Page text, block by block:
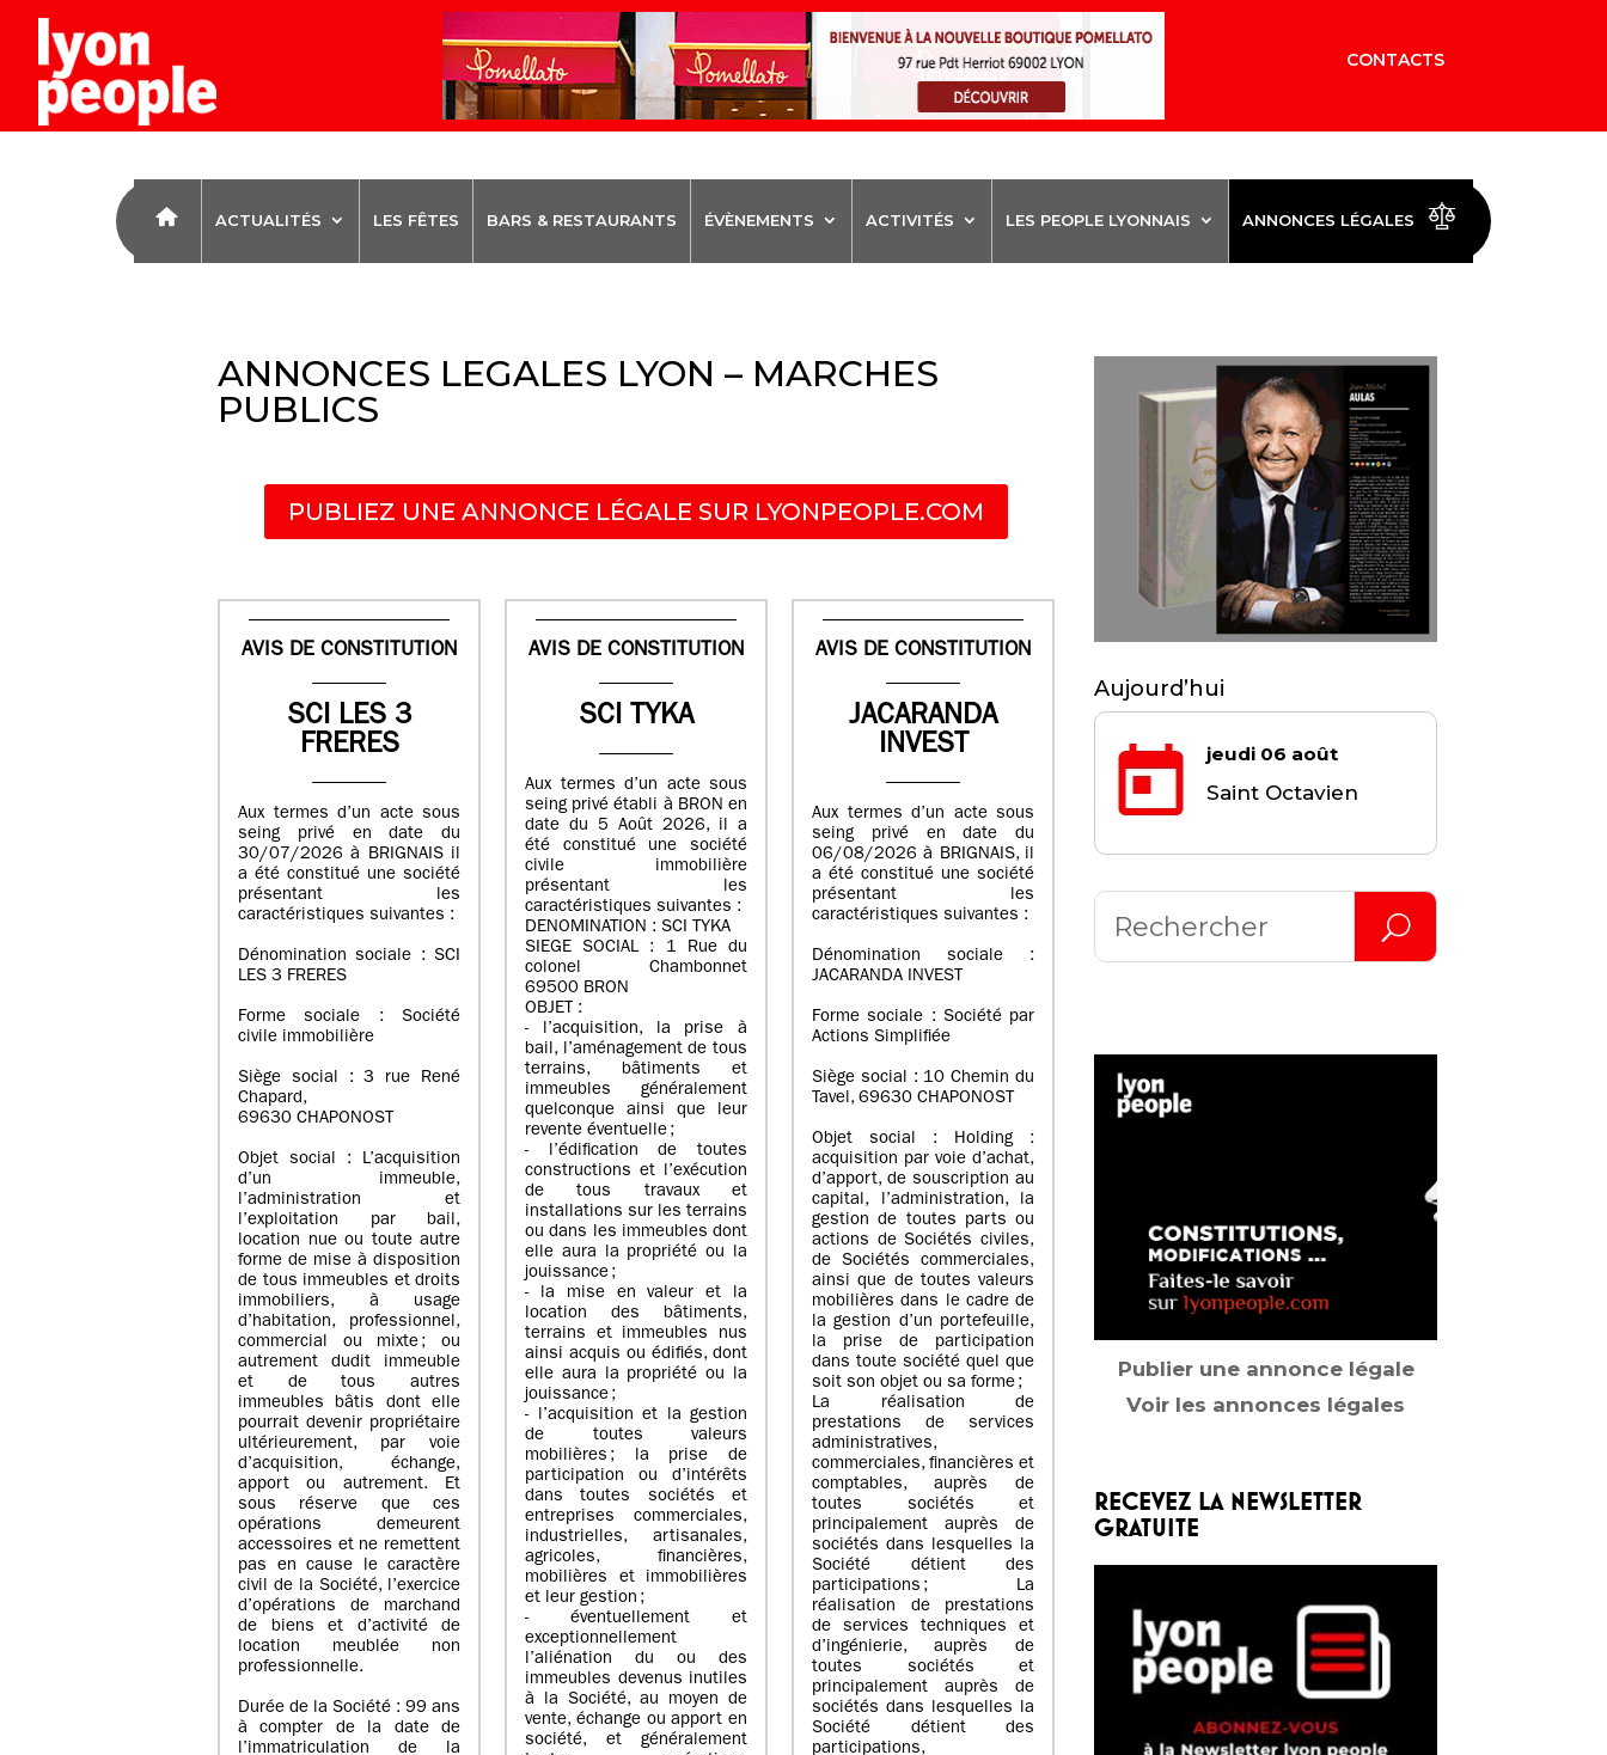
CONTACTS
ACTUALITÉS LES FÊTES BARS & RESTAURANTS ÉVÈNEMENTS ACTIVITÉS LES PEOPLE LYONNAIS ANNONCES LÉGALES
ANNONCES LEGALES LYON – MARCHES
PUBLICS
PUBLIEZ UNE ANNONCE LÉGALE SUR LYONPEOPLE.COM
AVIS DE CONSTITUTION
SCI LES 3
FRERES
Aux termes d’un acte sous
seing privé en date du
30/07/2026 à BRIGNAIS il
a été constitué une société
présentant les
caractéristiques suivantes :
Dénomination sociale : SCI
LES 3 FRERES
Forme sociale : Société
civile immobilière
Siège social : 3 rue René
Chapard,
69630 CHAPONOST
Objet social : L’acquisition
d’un immeuble,
l’administration et
l’exploitation par bail,
location nue ou toute autre
forme de mise à disposition
de tous immeubles et droits
immobiliers, à usage
d’habitation, professionnel,
commercial ou mixte ; ou
autrement dudit immeuble
et de tous autres
immeubles bâtis dont elle
pourrait devenir propriétaire
ultérieurement, par voie
d’acquisition, échange,
apport ou autrement. Et
sous réserve que ces
opérations demeurent
accessoires et ne remettent
pas en cause le caractère
civil de la Société, l’exercice
d’opérations de marchand
de biens et d’activité de
location meublée non
professionnelle.
Durée de la Société : 99 ans
à compter de la date de
l’immatriculation de la
AVIS DE CONSTITUTION
SCI TYKA
Aux termes d’un acte sous
seing privé établi à BRON en
date du 5 Août 2026, il a
été constitué une société
civile immobilière
présentant les
caractéristiques suivantes :
DENOMINATION : SCI TYKA
SIEGE SOCIAL : 1 Rue du
colonel Chambonnet
69500 BRON
OBJET :
- l’acquisition, la prise à
bail, l’aménagement de tous
terrains, bâtiments et
immeubles généralement
quelconque ainsi que leur
revente éventuelle ;
- l’édification de toutes
constructions et l’exécution
de tous travaux et
installations sur les terrains
ou dans les immeubles dont
elle aura la propriété ou la
jouissance ;
- la mise en valeur et la
location des bâtiments,
terrains et immeubles nus
ainsi acquis ou édifiés, dont
elle aura la propriété ou la
jouissance ;
- l’acquisition et la gestion
de toutes valeurs
mobilières ; la prise de
participation ou d’intérêts
dans toutes sociétés et
entreprises commerciales,
industrielles, artisanales,
agricoles, financières,
mobilières et immobilières
et leur gestion ;
- éventuellement et
exceptionnellement
l’aliénation du ou des
immeubles devenus inutiles
à la Société, au moyen de
vente, échange ou apport en
société, et généralement
AVIS DE CONSTITUTION
JACARANDA
INVEST
Aux termes d’un acte sous
seing privé en date du
06/08/2026 à BRIGNAIS, il
a été constitué une société
présentant les
caractéristiques suivantes :
Dénomination sociale :
JACARANDA INVEST
Forme sociale : Société par
Actions Simplifiée
Siège social : 10 Chemin du
Tavel, 69630 CHAPONOST
Objet social : Holding :
acquisition par voie d’achat,
d’apport, de souscription au
capital, l’administration, la
gestion de toutes parts ou
actions de Sociétés civiles,
de Sociétés commerciales,
ainsi que de toutes valeurs
mobilières dans le cadre de
la gestion d’un portefeuille,
la prise de participation
dans toute société quel que
soit son objet ou sa forme ;
La réalisation de
prestations de services
administratives,
commerciales, financières et
comptables, auprès de
toutes sociétés et
principalement auprès de
sociétés dans lesquelles la
Société détient des
participations ; La
réalisation de prestations
de services techniques et
d’ingénierie, auprès de
toutes sociétés et
principalement auprès de
sociétés dans lesquelles la
Société détient des
participations,
Aujourd’hui
jeudi 06 août
Saint Octavien
Publier une annonce légale
Voir les annonces légales
RECEVEZ LA NEWSLETTER
GRATUITE